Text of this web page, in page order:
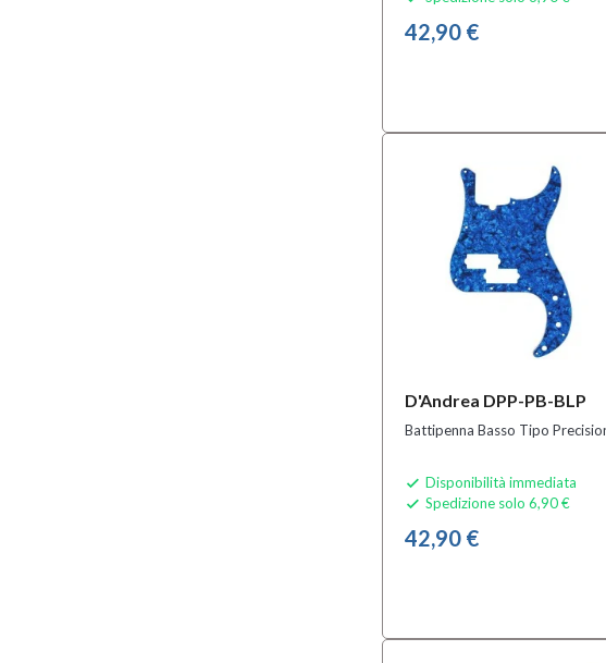
42,90 €
D'Andrea DPP-PB-BLP
Battipenna Basso Tipo
 Disponibilità immediata
 Spedizione solo 6,90 €
42,90 €